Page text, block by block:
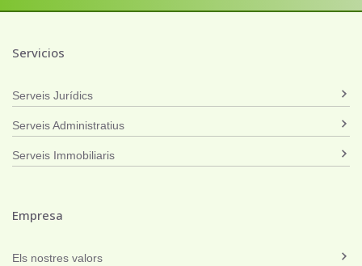
Servicios
Serveis Jurídics
Serveis Administratius
Serveis Immobiliaris
Empresa
Els nostres valors